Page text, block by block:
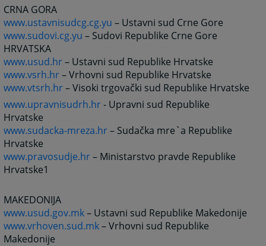
CRNA GORA
www.ustavnisudcg.cg.yu – Ustavni sud Crne Gore
www.sudovi.cg.yu – Sudovi Republike Crne Gore
HRVATSKA
www.usud.hr– Ustavni sud Republike Hrvatske
www.vsrh.hr– Vrhovni sud Republike Hrvatske
www.vtsrh.hr– Visoki trgovački sud Republike Hrvatske
www.upravnisudrh.hr- Upravni sud Republike
Hrvatske
www.sudacka-mreza.hr– Sudačka mre`a Republike
Hrvatske
www.pravosudje.hr– Ministarstvo pravde Republike
Hrvatske1
MAKEDONIJA
www.usud.gov.mk– Ustavni sud Republike Makedonije
www.vrhoven.sud.mk– Vrhovni sud Republike
Makedonije